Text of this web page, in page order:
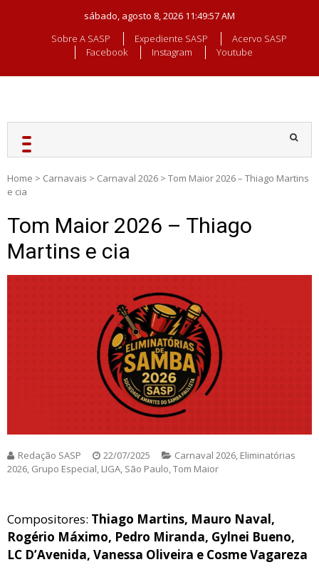
sábado, agosto 8, 2026 11:49:58 AM
Sobre A SASP
Expediente SASP
Acervo SASP
Facebook
Instagram Youtube
carnaval de SP para o
Home > Carnavais > Carnaval 2026 > Tom Maior 2026 – Thiago Martins
e cia
Tom Maior 2026 – Thiago
Martins e cia
Redação SASP 22/07/2025 Carnaval 2026, Eliminatórias
2026, Grupo Especial, LIGA, São Paulo,Tom Maior
Compositores: Thiago Martins, Mauro Naval,
Rogério Máximo, Pedro Miranda, Gylnei Bueno,
LC D’Avenida, Vanessa Oliveira e Cosme Vagareza